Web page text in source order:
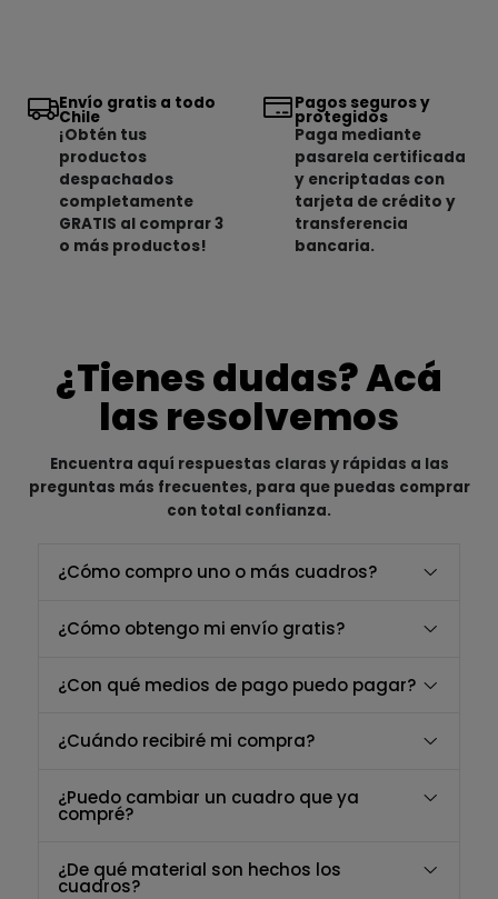
Envío gratis a todo
Chile
¡Obtén tus
productos
despachados
completamente
GRATIS al comprar 3
o más productos!
Pagos seguros y
protegidos
Paga mediante
pasarela certificada
y encriptadas con
tarjeta de crédito y
transferencia
bancaria.
¿Tienes dudas? Acá
las resolvemos
Encuentra aquí respuestas claras y rápidas a las
preguntas más frecuentes, para que puedas comprar
con total confianza.
¿Cómo compro uno o más cuadros?
¿Cómo obtengo mi envío gratis?
¿Con qué medios de pago puedo pagar?
¿Cuándo recibiré mi compra?
¿Puedo cambiar un cuadro que ya
compré?
¿De qué material son hechos los
cuadros?